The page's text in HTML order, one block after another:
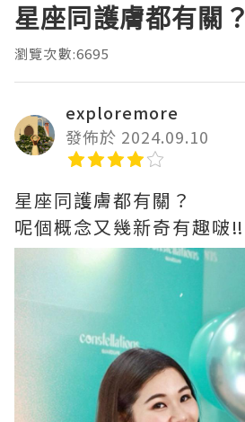
星座同護膚都有關？
瀏覽次數:6695
exploremore
發佈於 2024.09.10
星座同護膚都有關？
呢個概念又幾新奇有趣啵‼️